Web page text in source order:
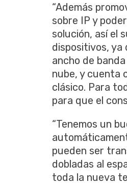
“Además
sobre IP y
solución, así el
dispositivos, ya
ancho de
nube, y cuenta
clásico. Para
para que el
“Tenemos un
pueden ser
dobladas al
toda la nueva